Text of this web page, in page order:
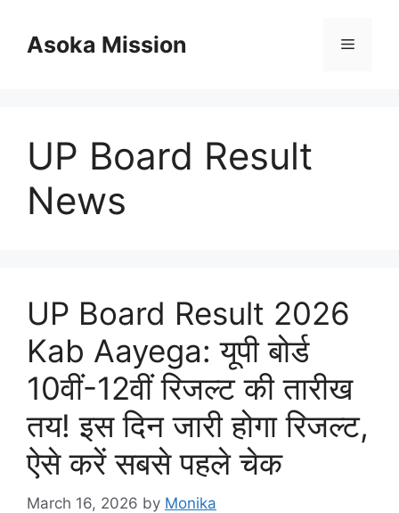
contentAsoka Mission Menu
UP Board Result
News
UP Board Result 2026
Kab Aayega: यूपी बोर्ड
10वीं-12वीं रिजल्ट की तारीख
तय! इस दिन जारी होगा रिजल्ट,
ऐसे करें सबसे पहले चेक
March 16, 2026 by Monika